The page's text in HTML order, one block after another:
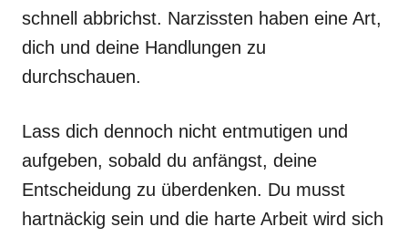
schnell abbrichst. Narzissten haben eine Art,
dich und deine Handlungen zu
durchschauen.
Lass dich dennoch nicht entmutigen und
aufgeben, sobald du anfängst, deine
Entscheidung zu überdenken. Du musst
hartnäckig sein und die harte Arbeit wird sich